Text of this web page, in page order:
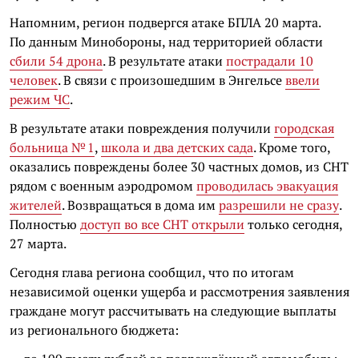
Напомним, регион подвергся атаке БПЛА 20 марта.
По данным Минобороны, над территорией области
сбили 54 дрона. В результате атаки пострадали 10
человек. В связи с произошедшим в Энгельсеввели
режим ЧС.
В результате атаки повреждения получили городская
больница № 1,школа и два детских сада. Кроме того,
оказались повреждены более 30 частных домов, из СНТ
рядом с военным аэродромомпроводилась эвакуация
жителей. Возвращаться в дома имразрешили не сразу.
Полностью доступ во все СНТ открыли только сегодня,
27 марта.
Сегодня глава региона сообщил, что по итогам
независимой оценки ущерба и рассмотрения заявления
граждане могут рассчитывать на следующие выплаты
из регионального бюджета: